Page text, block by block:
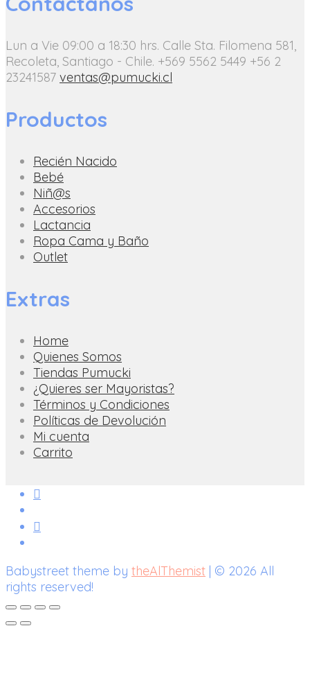
Lun a Vie 09:00 a 18:30 hrs. Calle Sta. Filomena 581,
Recoleta, Santiago - Chile. +569 5562 5449 +56 2
23241587 ventas@pumucki.cl
Productos
Recién Nacido
Bebé
Niñ@s
Accesorios
Lactancia
Ropa Cama y Baño
Outlet
Extras
Home
Quienes Somos
Tiendas Pumucki
¿Quieres ser Mayoristas?
Términos y Condiciones
Políticas de Devolución
Mi cuenta
Carrito
Babystreet theme by theAlThemist | © 2026 All
rights reserved!